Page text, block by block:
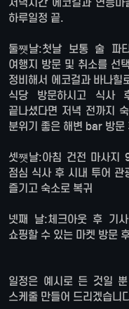
하루일정 끝.
둘쩃날:첫날 보통 술 파
여행지 방문 및 취소를 선
정비해서 에코걸과 바나힐
식당 방문하시고 식사
끝나셨다면 저녁 전까지
분위기 좋은 해변 bar 방문
셋쩃날:아침 건전 마사지
점심 식사 후 시내 투어
즐기고 숙소로 복귀
넷째 날:체크아웃 후 기
쇼핑할 수 있는 마켓 방문
일정은 예시로 든 것일
스케줄 만들어 드리겠습니